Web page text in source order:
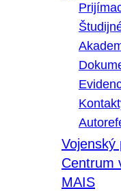
Vojenský
Centrum
MAIS